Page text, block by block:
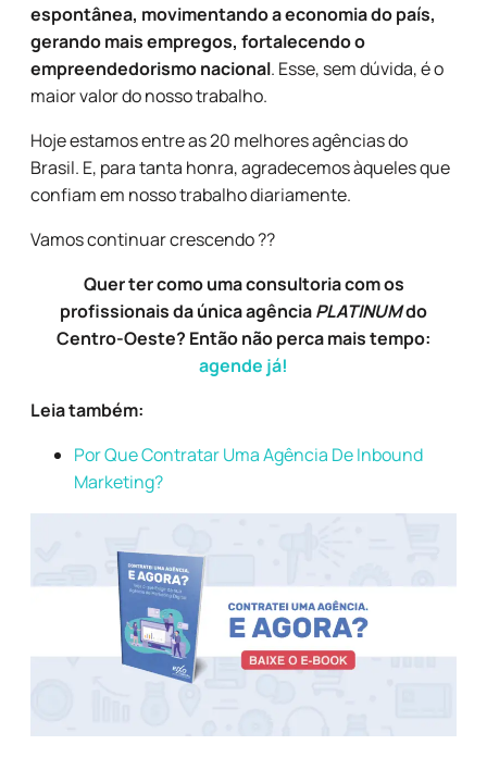
espontânea, movimentando a economia do país,
gerando mais empregos, fortalecendo o
empreendedorismo nacional. Esse, sem dúvida, é o
maior valor do nosso trabalho.
Hoje estamos entre as 20 melhores agências do
Brasil. E, para tanta honra, agradecemos àqueles que
confiam em nosso trabalho diariamente.
Vamos continuar crescendo ??
Quer ter como uma consultoria com os
profissionais da única agênciaPLATINUMdo
Centro-Oeste? Então não perca mais tempo:
agende já!
Leia também:
Por Que Contratar Uma Agência De Inbound
Marketing?